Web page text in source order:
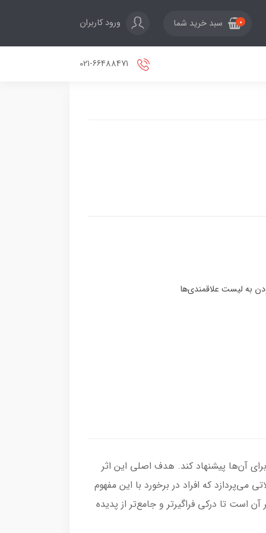
0 سبد خرید شما ورود کاربران
آن‌ها پیشنهاد کند. هدف اصلی این اثر
که افراد در برخورد با این مفهوم
است تا درکی فراگیرتر و جامع‌تر از پدیده